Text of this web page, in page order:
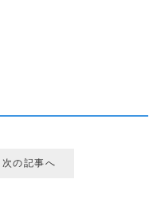
次の記事へ